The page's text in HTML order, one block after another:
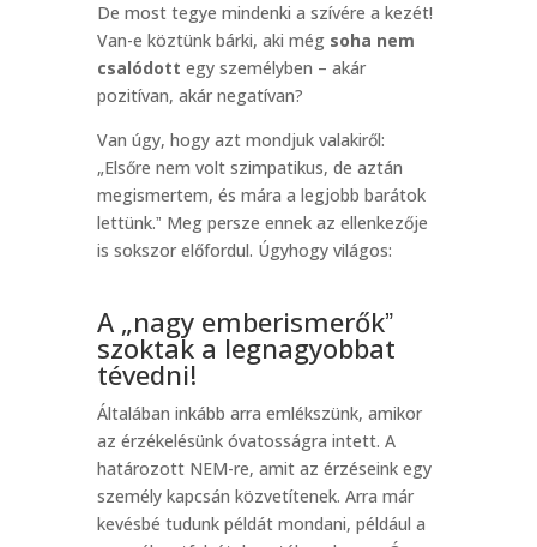
De most tegye mindenki a szívére a kezét!
Van-e köztünk bárki, aki még soha nem
csalódott egy személyben – akár
pozitívan, akár negatívan?
Van úgy, hogy azt mondjuk valakiről:
„Elsőre nem volt szimpatikus, de aztán
megismertem, és mára a legjobb barátok
lettünk.ˮ Meg persze ennek az ellenkezője
is sokszor előfordul. Úgyhogy világos:
A „nagy emberismerőkˮ
szoktak a legnagyobbat
tévedni!
Általában inkább arra emlékszünk, amikor
az érzékelésünk óvatosságra intett. A
határozott NEM-re, amit az érzéseink egy
személy kapcsán közvetítenek. Arra már
kevésbé tudunk példát mondani, például a